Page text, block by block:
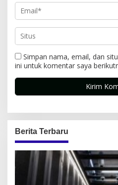
Simpan nama, email, dan
ini untuk komentar saya
Berita Terbaru